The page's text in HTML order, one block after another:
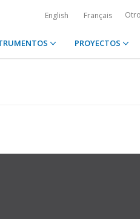
English Français
PROYECTOS